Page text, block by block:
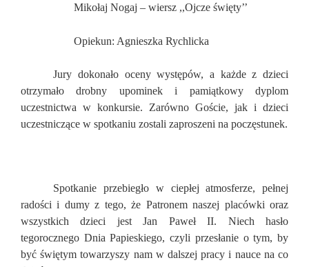
Mikołaj Nogaj – wiersz ,,Ojcze święty’’
Opiekun: Agnieszka Rychlicka
Jury dokonało oceny występów, a każde z dzieci
otrzymało drobny upominek i pamiątkowy dyplom
uczestnictwa w konkursie. Zarówno Goście, jak i dzieci
uczestniczące w spotkaniu zostali zaproszeni na poczęstunek.
Spotkanie przebiegło w ciepłej atmosferze, pełnej
radości i dumy z tego, że Patronem naszej placówki oraz
wszystkich dzieci jest Jan Paweł II. Niech hasło
tegorocznego Dnia Papieskiego, czyli przesłanie o tym, by
być świętym towarzyszy nam w dalszej pracy i nauce na co